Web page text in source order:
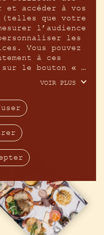
et accéder à vos
(telles que votre
l’audience
les
Vous pouvez
à ces
le bouton «
à l’aide de la
accepter », ou
de chaque
choix pour
en cliquant sur
sur « tout
que nous
stockées
d’obtenir des
assurer la
fraude et
le
et
données hors
VOIR PLUS